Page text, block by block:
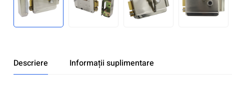
Descriere Informații suplimentare